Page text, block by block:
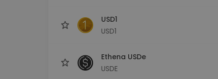
USD1
USD1
Ethena USDe
USDE